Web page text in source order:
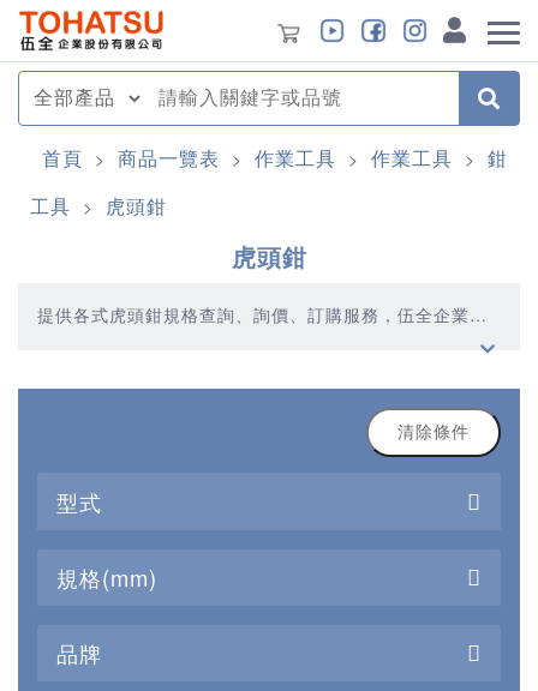
首頁 > 商品一覽表 > 作業工具 > 作業工具 > 鉗
工具 > 虎頭鉗
虎頭鉗
提供各式虎頭鉗規格查詢、詢價、訂購服務，伍全企業深
清除條件
型式
規格(mm)
品牌